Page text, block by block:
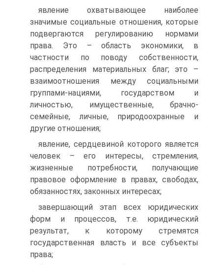
явление охватывающее наиболее
значимые социальные отношения, которые
подвергаются регулированию нормами
права. Это – область экономики, в
частности по поводу собственности,
распределения материальных благ; это –
взаимоотношения между социальными
группами-нациями, государством и
личностью, имущественные, брачно-
семейные, личные, природоохранные и
другие отношения;
явление, сердцевиной которого является
человек – его интересы, стремления,
жизненные потребности, получающие
правовое оформление в правах, свободах,
обязанностях, законных интересах;
завершающий этап всех юридических
форм и процессов, т.е. юридический
результат, к которому стремятся
государственная власть и все субъекты
права;